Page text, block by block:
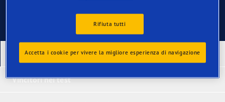
I nostri ultimi prodotti
Vincitori nei test
Rifiuta tutti
Accetta i cookie per vivere la migliore esperienza di navigazione